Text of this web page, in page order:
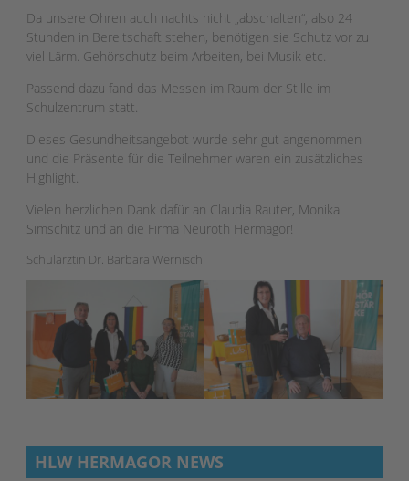
Da unsere Ohren auch nachts nicht „abschalten“, also 24
Stunden in Bereitschaft stehen, benötigen sie Schutz vor zu
viel Lärm. Gehörschutz beim Arbeiten, bei Musik etc.
Passend dazu fand das Messen im Raum der Stille im
Schulzentrum statt.
Dieses Gesundheitsangebot wurde sehr gut angenommen
und die Präsente für die Teilnehmer waren ein zusätzliches
Highlight.
Vielen herzlichen Dank dafür an Claudia Rauter, Monika
Simschitz und an die Firma Neuroth Hermagor!
Schulärztin Dr. Barbara Wernisch
HLW HERMAGOR NEWS